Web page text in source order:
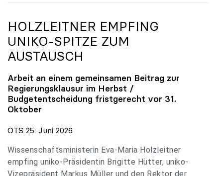
HOLZLEITNER EMPFING
UNIKO-SPITZE ZUM
AUSTAUSCH
Arbeit an einem gemeinsamen Beitrag zur
Regierungsklausur im Herbst /
Budgetentscheidung fristgerecht vor 31.
Oktober
OTS 25. Juni 2026
Wissenschaftsministerin Eva-Maria Holzleitner
empfing uniko-Präsidentin Brigitte Hütter, uniko-
Vizepräsident Markus Müller und den Rektor der